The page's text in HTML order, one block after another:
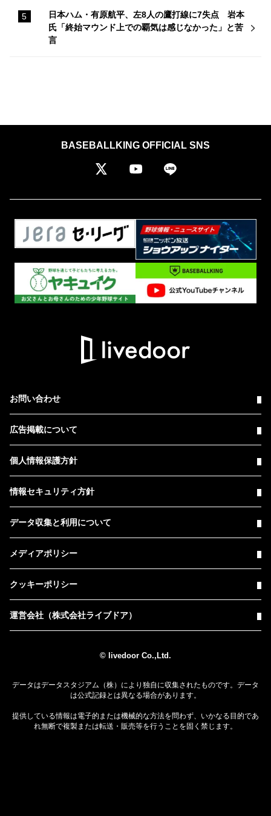
日本ハム・有原航平、左8人の鷹打線に7失点 岩本
氏「終始マウンド上での覇気は感じなかった」と苦
言
BASEBALLKING OFFICIAL SNS
お問い合わせ
広告掲載について
個人情報保護方針
情報セキュリティ方針
データ収集と利用について
メディアポリシー
クッキーポリシー
運営会社（株式会社ライブドア）
© livedoor Co.,Ltd.
データはデータスタジアム（株）により独自に収集されたものです。データ
は公式記録とは異なる場合があります。
提供している情報は電子的または機械的な方法を問わず、いかなる目的であ
れ無断で複製または転送・販売等を行うことを固く禁じます。